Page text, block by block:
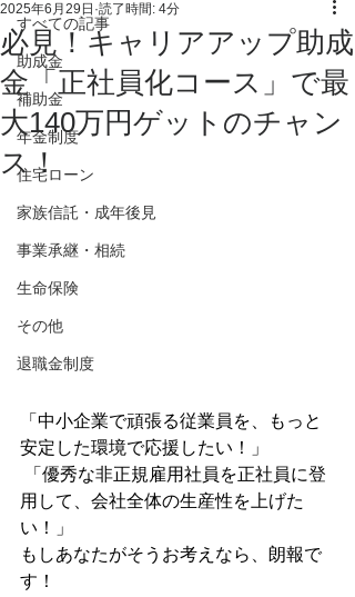
すべての記事
助成金
補助金
年金制度
住宅ローン
家族信託・成年後見
事業承継・相続
生命保険
その他
退職金制度
必見！キャリアアップ助成
金「正社員化コース」で最
大140万円ゲットのチャン
ス！
2025年6月29日 読了時間: 4分
「中小企業で頑張る従業員を、もっと
安定した環境で応援したい！」
「優秀な非正規雇用社員を正社員に登
用して、会社全体の生産性を上げた
い！」
もしあなたがそうお考えなら、朗報で
す！